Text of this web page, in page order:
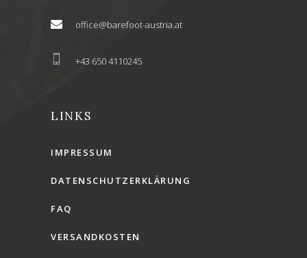
office@barefoot-austria.at
+43 650 4110245
LINKS
IMPRESSUM
DATENSCHUTZERKLÄRUNG
FAQ
VERSANDKOSTEN